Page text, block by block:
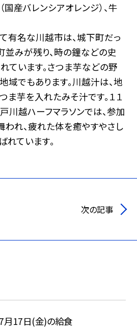
国産バレンシアオレンジ）、牛
有名な川越市は、城下町だっ
並みが残り、時の鐘などの史
ています。さつま芋などの野
域でもあります。川越汁は、地
ま芋を入れたみそ汁です。１１
川越ハーフマラソンでは、参加
われ、疲れた体を癒やすやさし
れています。
次の記事
7月17日(金)の給食